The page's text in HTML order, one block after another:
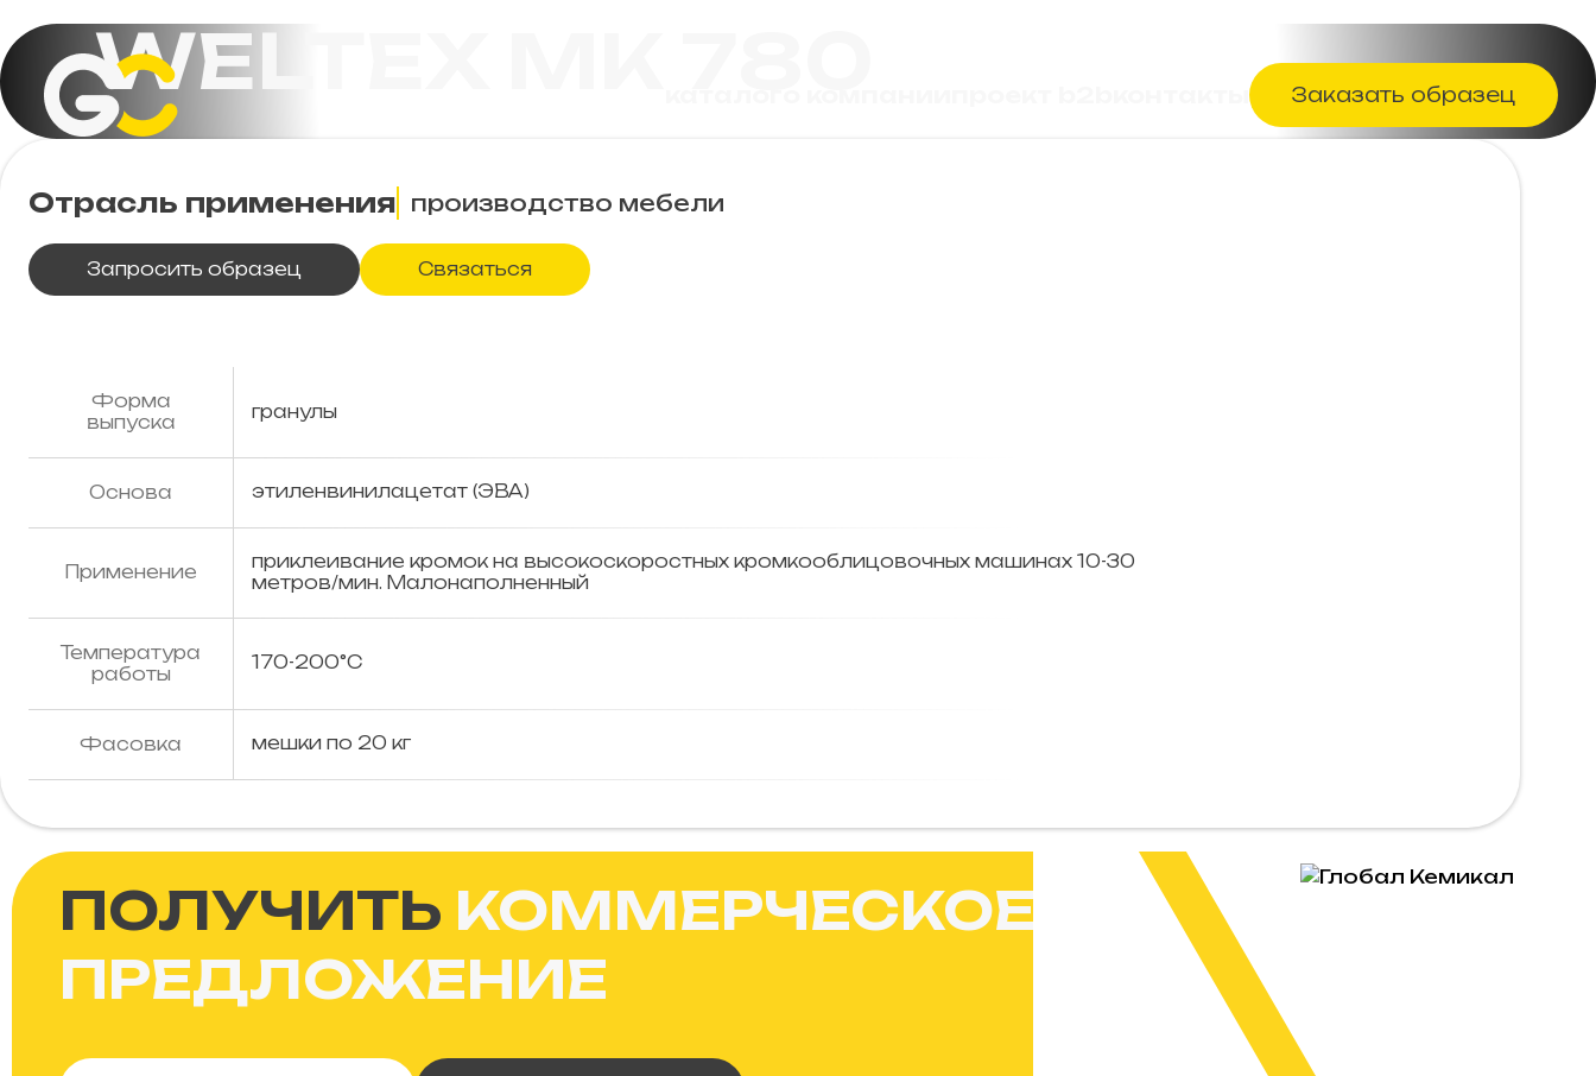
Заказать образец
WELTEX MK 780
Отрасль применения производство мебели
Запросить образец Связаться
Форма
выпуска
гранулы
Основа этиленвинилацетат (ЭВА)
Применение
приклеивание кромок на высокоскоростных кромкооблицовочных машинах 10-30
метров/мин. Малонаполненный
Температура
работы
170-200°C
Фасовка мешки по 20 кг
ПОЛУЧИТЬ КОММЕРЧЕСКОЕ
ПРЕДЛОЖЕНИЕ